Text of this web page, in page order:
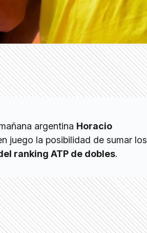
argentina Horacio
juego la posibilidad de sumar los
ranking ATP de dobles.